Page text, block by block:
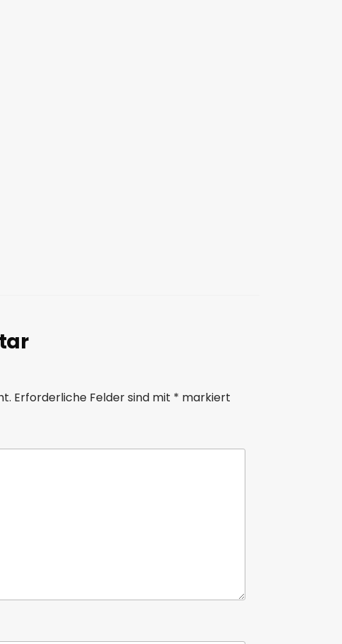
Erforderliche Felder sind mit * markiert